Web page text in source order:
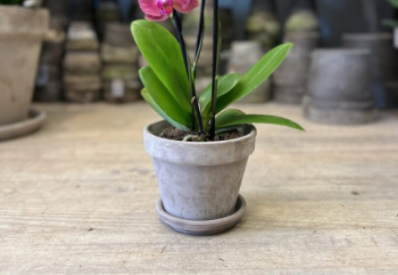
Planter
Gaveideer
Chokolade
Vin
Øl